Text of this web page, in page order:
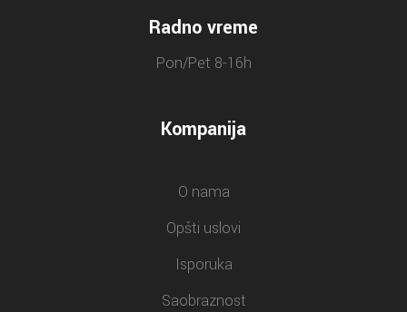
Radno vreme
Pon/Pet 8-16h
Kompanija
O nama
Opšti uslovi
Isporuka
Saobraznost